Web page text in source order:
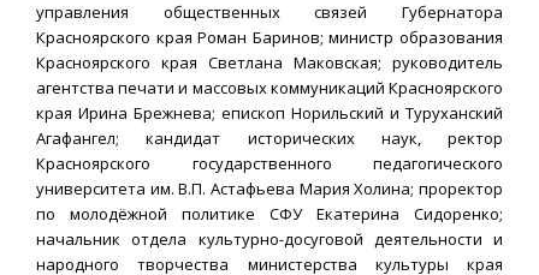
управления общественных связей Губернатора
Красноярского края Роман Баринов; министр образования
Красноярского края Светлана Маковская; руководитель
агентства печати и массовых коммуникаций Красноярского
края Ирина Брежнева; епископ Норильский и Туруханский
Агафангел; кандидат исторических наук, ректор
Красноярского государственного педагогического
университета им. В.П. Астафьева Мария Холина; проректор
по молодёжной политике СФУ Екатерина Сидоренко;
начальник отдела культурно-досуговой деятельности и
народного творчества министерства культуры края